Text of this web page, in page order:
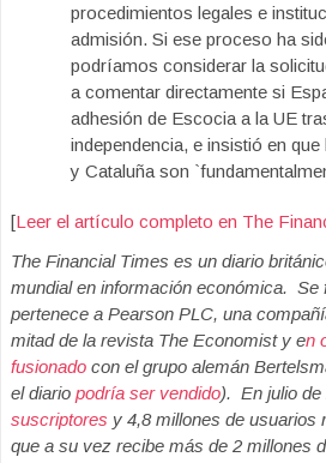
procedimientos legales e
admisión. Si ese proceso ha
podríamos considerar la
a comentar directamente si
adhesión de Escocia a la UE
independencia, e insistió en
y Cataluña son
[Leer el artículo completo en The
The Financial Times es un diario
mundial en información económica. Se
pertenece a Pearson PLC, una
mitad de la revista The Economist y en
fusionado con el grupo alemán
el diario podría ser vendido). En julio de
suscriptores y 4,8 millones de usuarios
que a su vez recibe más de 2 millones